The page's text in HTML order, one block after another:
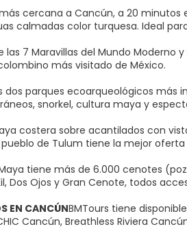
cercana a Cancún, a 20 minutos
calmadas color turquesa. Ideal
las 7 Maravillas del Mundo Moderno
más visitado de México.
dos parques ecoarqueológicos más
snorkel, cultura maya y
costera sobre acantilados con
de Tulum tiene la mejor
tiene más de 6.000 cenotes
Dos Ojos y Gran Cenote, todos
EN CANCÚNBMTours tiene
Cancún, Breathless Riviera